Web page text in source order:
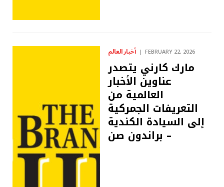
أخبار العالم FEBRUARY 22, 2026
مارك كارني يتصدر
عناوين الأخبار
العالمية من
التعريفات الجمركية
إلى السيادة الكندية
– براندون صن